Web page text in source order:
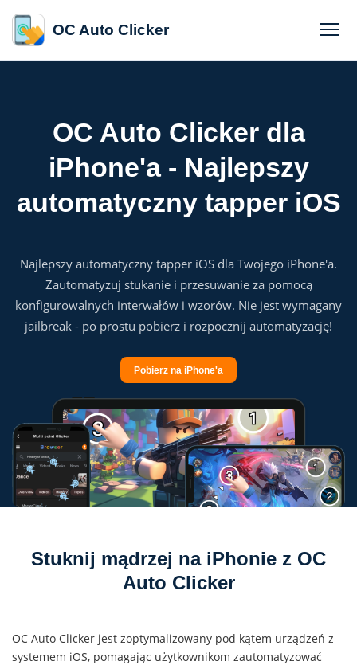
OC Auto Clicker
OC Auto Clicker dla
iPhone'a - Najlepszy
automatyczny tapper iOS
Najlepszy automatyczny tapper iOS dla Twojego iPhone'a.
Zautomatyzuj stukanie i przesuwanie za pomocą
konfigurowalnych interwałów i wzorów. Nie jest wymagany
jailbreak - po prostu pobierz i rozpocznij automatyzację!
Pobierz na iPhone'a
Stuknij mądrzej na iPhonie z OC
Auto Clicker
OC Auto Clicker jest zoptymalizowany pod kątem urządzeń z
systemem iOS, pomagając użytkownikom zautomatyzować